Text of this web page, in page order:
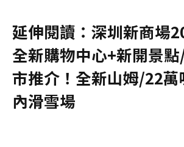
延伸閱讀：深圳新商場
全新購物中心+新開景
市推介！全新山姆/22
內滑雪場